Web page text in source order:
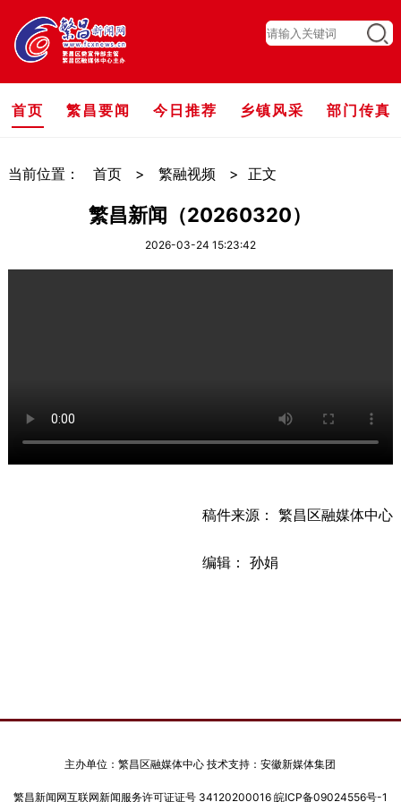
首页 繁昌要闻 今日推荐 乡镇风采 部门传真
当前位置： 首页 > 繁融视频 > 正文
繁昌新闻（20260320）
2026-03-24 15:23:42
稿件来源： 繁昌区融媒体中心
编辑： 孙娟
主办单位：繁昌区融媒体中心 技术支持：安徽新媒体集团
繁昌新闻网互联网新闻服务许可证证号 34120200016 皖ICP备09024556号-1